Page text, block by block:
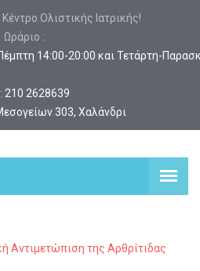
Ολιστικής Ιατρικής!
Ωράριο :
14:00-20:00 και Τετάρτη-
210 2628639
303, Χαλάνδρι
Αντιμετώπιση της Αρθρίτιδας